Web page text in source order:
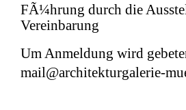
FÃ¼hrung durch die
Vereinbarung
Um Anmeldung wird
mail@architekturgalerie-